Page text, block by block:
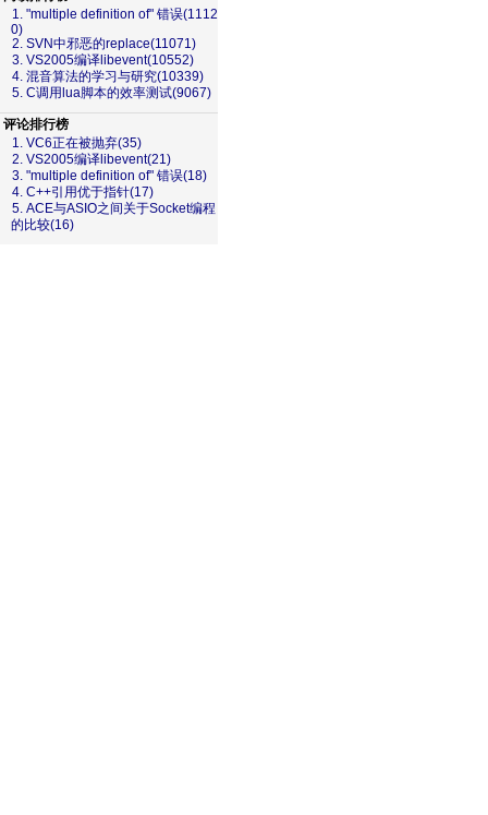
1. "multiple definition of" 错误(1112
0)
2. SVN中邪恶的replace(11071)
3. VS2005编译libevent(10552)
4. 混音算法的学习与研究(10339)
5. C调用lua脚本的效率测试(9067)
评论排行榜
1. VC6正在被抛弃(35)
2. VS2005编译libevent(21)
3. "multiple definition of" 错误(18)
4. C++引用优于指针(17)
5. ACE与ASIO之间关于Socket编程
的比较(16)